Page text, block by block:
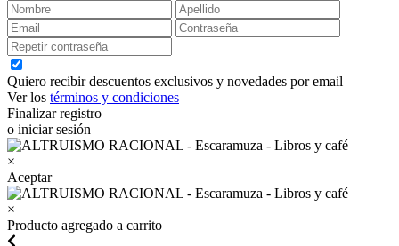
Quiero recibir descuentos exclusivos y novedades por email
Ver los términos y condiciones
Finalizar registro
o iniciar sesión
×
Aceptar
×
Producto agregado a carrito